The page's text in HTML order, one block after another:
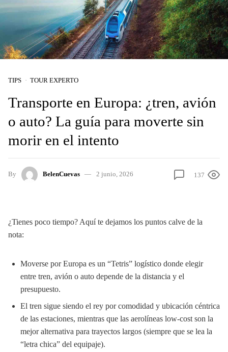
TIPS TOUR EXPERTO
Transporte en Europa: ¿tren, avión
o auto? La guía para moverte sin
morir en el intento
By BelenCuevas 2 junio, 2026 137
¿Tienes poco tiempo? Aquí te dejamos los puntos calve de la
nota:
Moverse por Europa es un “Tetris” logístico donde elegir
entre tren, avión o auto depende de la distancia y el
presupuesto.
El tren sigue siendo el rey por comodidad y ubicación céntrica
de las estaciones, mientras que las aerolíneas low-cost son la
mejor alternativa para trayectos largos (siempre que se lea la
“letra chica” del equipaje).